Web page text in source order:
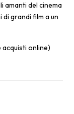
amanti del cinema
grandi film a un
acquisti online)